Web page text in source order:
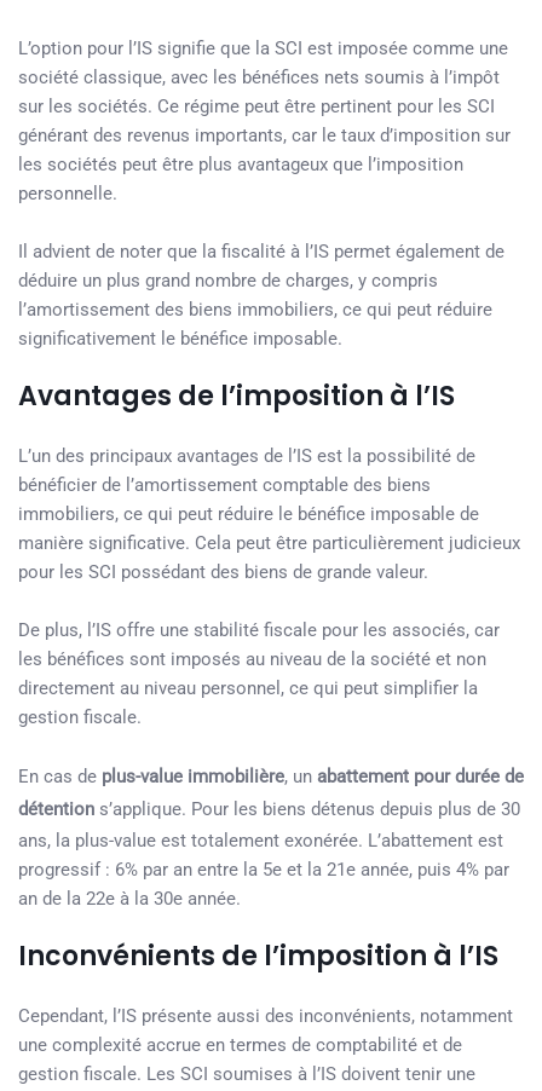
L’option pour l’IS signifie que la SCI est imposée comme une
société classique, avec les bénéfices nets soumis à l’impôt
sur les sociétés. Ce régime peut être pertinent pour les SCI
générant des revenus importants, car le taux d’imposition sur
les sociétés peut être plus avantageux que l’imposition
personnelle.
Il advient de noter que la fiscalité à l’IS permet également de
déduire un plus grand nombre de charges, y compris
l’amortissement des biens immobiliers, ce qui peut réduire
significativement le bénéfice imposable.
Avantages de l’imposition à l’IS
L’un des principaux avantages de l’IS est la possibilité de
bénéficier de l’amortissement comptable des biens
immobiliers, ce qui peut réduire le bénéfice imposable de
manière significative. Cela peut être particulièrement judicieux
pour les SCI possédant des biens de grande valeur.
De plus, l’IS offre une stabilité fiscale pour les associés, car
les bénéfices sont imposés au niveau de la société et non
directement au niveau personnel, ce qui peut simplifier la
gestion fiscale.
En cas de plus-value immobilière, un abattement pour durée de
détention s’applique. Pour les biens détenus depuis plus de 30
ans, la plus-value est totalement exonérée. L’abattement est
progressif : 6% par an entre la 5e et la 21e année, puis 4% par
an de la 22e à la 30e année.
Inconvénients de l’imposition à l’IS
Cependant, l’IS présente aussi des inconvénients, notamment
une complexité accrue en termes de comptabilité et de
gestion fiscale. Les SCI soumises à l’IS doivent tenir une